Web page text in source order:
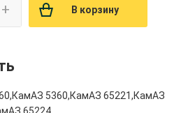
+ В корзину
5360,КамАЗ 65221,КамАЗ